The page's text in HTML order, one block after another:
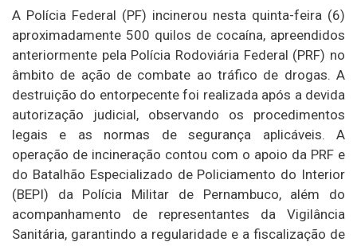
A Polícia Federal (PF) incinerou nesta quinta-feira (6)
aproximadamente 500 quilos de cocaína, apreendidos
anteriormente pela Polícia Rodoviária Federal (PRF) no
âmbito de ação de combate ao tráfico de drogas. A
destruição do entorpecente foi realizada após a devida
autorização judicial, observando os procedimentos
legais e as normas de segurança aplicáveis. A
operação de incineração contou com o apoio da PRF e
do Batalhão Especializado de Policiamento do Interior
(BEPI) da Polícia Militar de Pernambuco, além do
acompanhamento de representantes da Vigilância
Sanitária, garantindo a regularidade e a fiscalização de